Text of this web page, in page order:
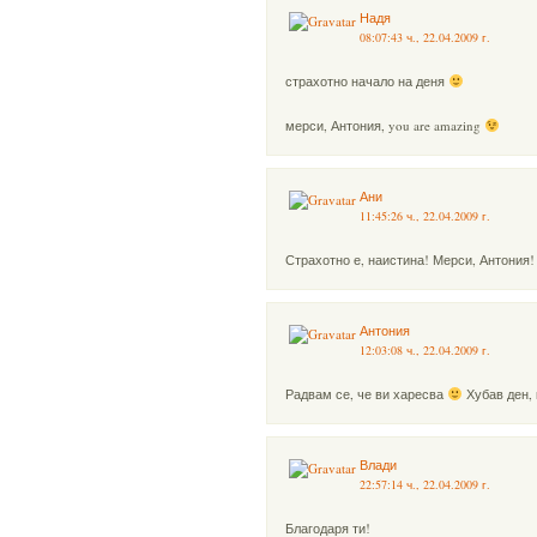
Надя
08:07:43 ч., 22.04.2009 г.
страхотно начало на деня
мерси, Антония, you are amazing
Ани
11:45:26 ч., 22.04.2009 г.
Страхотно е, наистина! Мерси, Антония!
Антония
12:03:08 ч., 22.04.2009 г.
Радвам се, че ви харесва Хубав ден,
Влади
22:57:14 ч., 22.04.2009 г.
Благодаря ти!